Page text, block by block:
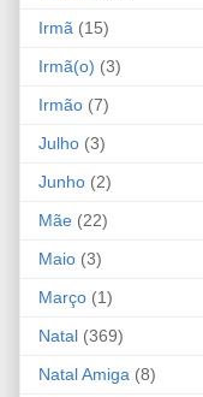
Irmã (15)
Irmã(o) (3)
Irmão (7)
Julho (3)
Junho (2)
Mãe (22)
Maio (3)
Março (1)
Natal (369)
Natal Amiga (8)